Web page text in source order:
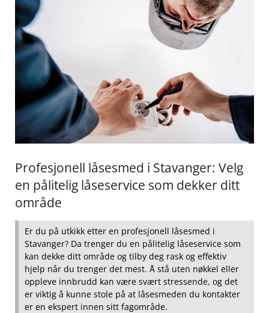
Profesjonell låsesmed i Stavanger: Velg
en pålitelig låseservice som dekker ditt
område
Er‌ du på ​utkikk etter en profesjonell låsesmed‍ i
Stavanger? Da trenger du⁣ en pålitelig låseservice som
kan⁣ dekke ditt område og tilby deg rask og effektiv
hjelp når ‍du trenger det mest. Å stå uten nøkkel eller
oppleve innbrudd kan være‍ svært stressende, og det
er viktig å kunne stole på at låsesmeden du kontakter
er‍ en ekspert ⁣innen sitt fagområde.